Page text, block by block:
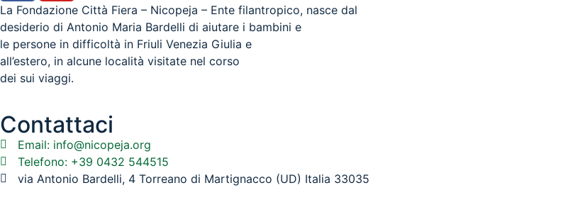
La Fondazione Città Fiera – Nicopeja – Ente filantropico, nasce dal
desiderio di Antonio Maria Bardelli di aiutare i bambini e
le persone in difficoltà in Friuli Venezia Giulia e
all’estero, in alcune località visitate nel corso
dei sui viaggi.
Contattaci
Email: info@nicopeja.org
Telefono: +39 0432 544515
via Antonio Bardelli, 4 Torreano di Martignacco (UD) Italia 33035